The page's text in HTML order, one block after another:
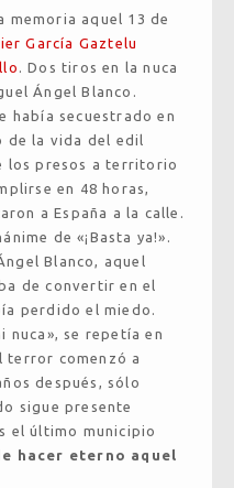
memoria aquel 13 de
García Gaztelu
. Dos tiros en la nuca
Ángel Blanco.
había secuestrado en
de la vida del edil
los presos a territorio
en 48 horas,
a España a la calle.
de «¡Basta ya!».
Blanco, aquel
de convertir en el
perdido el miedo.
nuca», se repetía en
terror comenzó a
después, sólo
sigue presente
el último municipio
hacer eterno aquel